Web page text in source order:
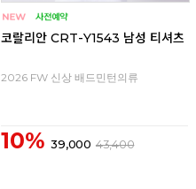
코랄리안 CRT-Y1543 남성 티셔츠
2026 FW 신상 배드민턴의류
10% 39,000 43,400